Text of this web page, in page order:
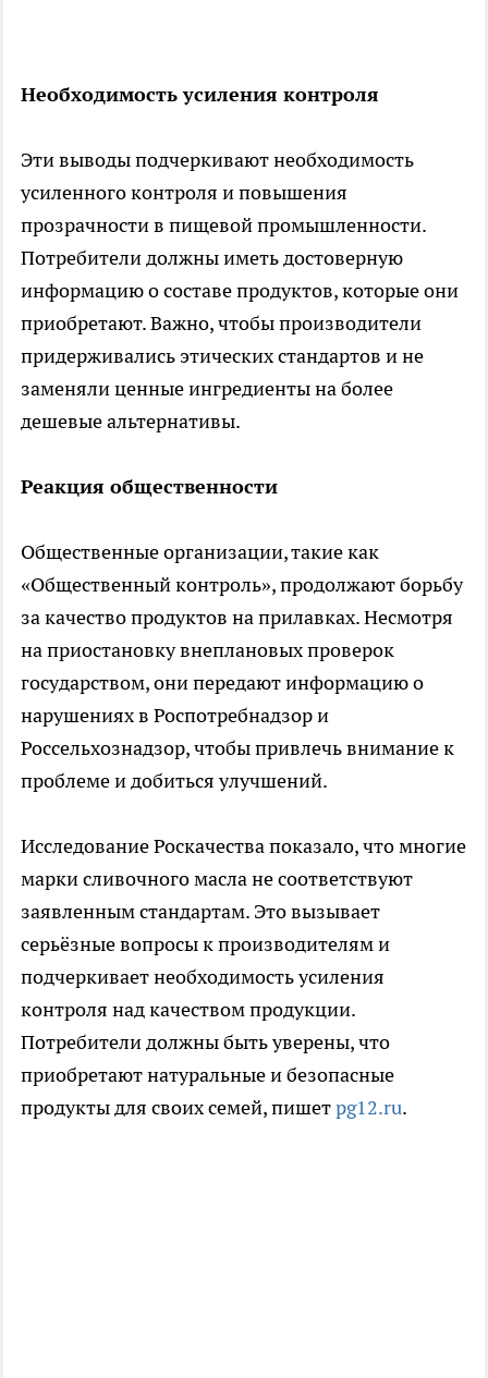
Необходимость усиления контроля
Эти выводы подчеркивают необходимость
усиленного контроля и повышения
прозрачности в пищевой промышленности.
Потребители должны иметь достоверную
информацию о составе продуктов, которые они
приобретают. Важно, чтобы производители
придерживались этических стандартов и не
заменяли ценные ингредиенты на более
дешевые альтернативы.
Реакция общественности
Общественные организации, такие как
«Общественный контроль», продолжают борьбу
за качество продуктов на прилавках. Несмотря
на приостановку внеплановых проверок
государством, они передают информацию о
нарушениях в Роспотребнадзор и
Россельхознадзор, чтобы привлечь внимание к
проблеме и добиться улучшений.
Исследование Роскачества показало, что многие
марки сливочного масла не соответствуют
заявленным стандартам. Это вызывает
серьёзные вопросы к производителям и
подчеркивает необходимость усиления
контроля над качеством продукции.
Потребители должны быть уверены, что
приобретают натуральные и безопасные
продукты для своих семей, пишетpg12.ru.